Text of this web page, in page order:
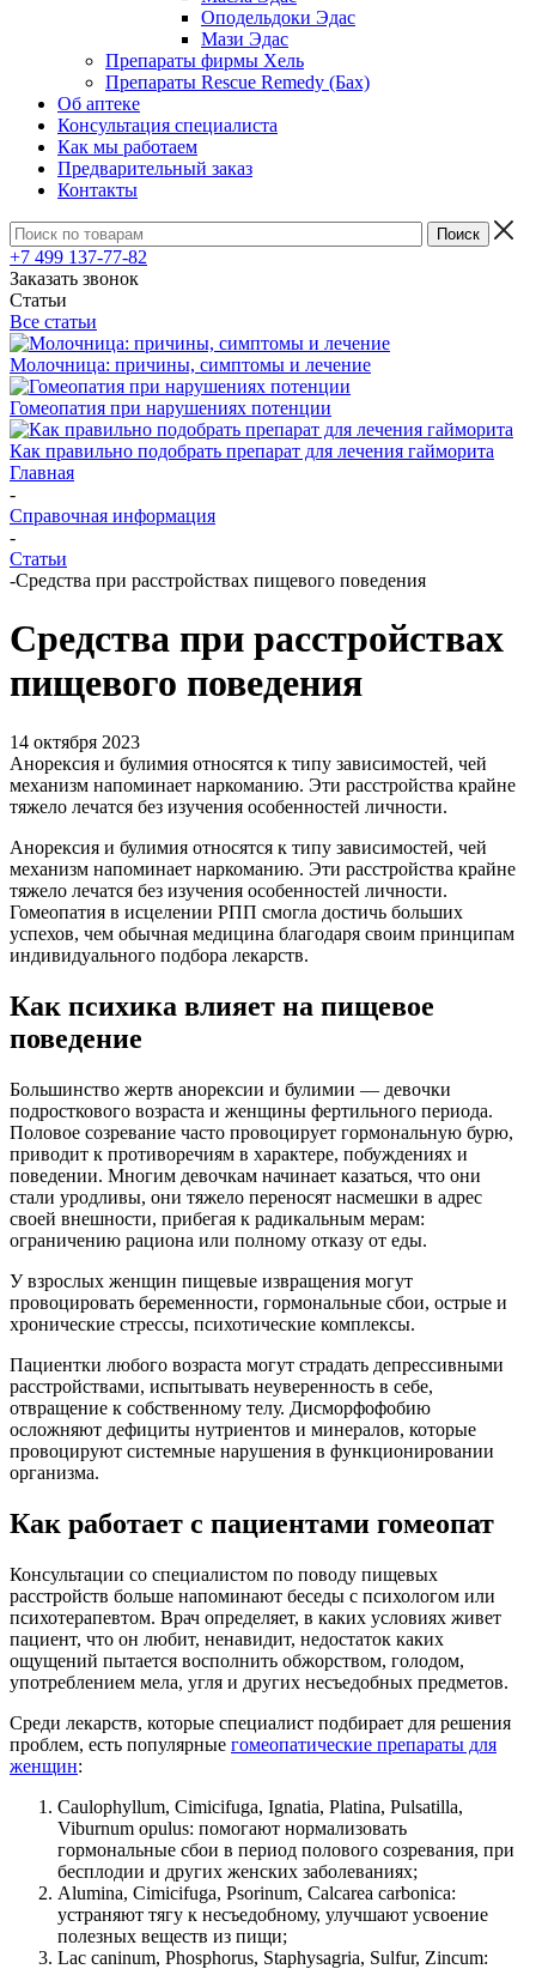
Оподельдоки Эдас
Мази Эдас
Препараты фирмы Хель
Препараты Rescue Remedy (Бах)
Об аптеке
Консультация специалиста
Как мы работаем
Предварительный заказ
Контакты
+7 499 137-77-82
Заказать звонок
Статьи
Все статьи
Молочница: причины, симптомы и лечение
Гомеопатия при нарушениях потенции
Как правильно подобрать препарат для лечения гайморита
Главная
-
Справочная информация
-
Статьи
-Средства при расстройствах пищевого поведения
Средства при расстройствах
пищевого поведения
14 октября 2023
Анорексия и булимия относятся к типу зависимостей, чей
механизм напоминает наркоманию. Эти расстройства крайне
тяжело лечатся без изучения особенностей личности.
Анорексия и булимия относятся к типу зависимостей, чей
механизм напоминает наркоманию. Эти расстройства крайне
тяжело лечатся без изучения особенностей личности.
Гомеопатия в исцелении РПП смогла достичь больших
успехов, чем обычная медицина благодаря своим принципам
индивидуального подбора лекарств.
Как психика влияет на пищевое
поведение
Большинство жертв анорексии и булимии — девочки
подросткового возраста и женщины фертильного периода.
Половое созревание часто провоцирует гормональную бурю,
приводит к противоречиям в характере, побуждениях и
поведении. Многим девочкам начинает казаться, что они
стали уродливы, они тяжело переносят насмешки в адрес
своей внешности, прибегая к радикальным мерам:
ограничению рациона или полному отказу от еды.
У взрослых женщин пищевые извращения могут
провоцировать беременности, гормональные сбои, острые и
хронические стрессы, психотические комплексы.
Пациентки любого возраста могут страдать депрессивными
расстройствами, испытывать неуверенность в себе,
отвращение к собственному телу. Дисморфофобию
осложняют дефициты нутриентов и минералов, которые
провоцируют системные нарушения в функционировании
организма.
Как работает с пациентами гомеопат
Консультации со специалистом по поводу пищевых
расстройств больше напоминают беседы с психологом или
психотерапевтом. Врач определяет, в каких условиях живет
пациент, что он любит, ненавидит, недостаток каких
ощущений пытается восполнить обжорством, голодом,
употреблением мела, угля и других несъедобных предметов.
Среди лекарств, которые специалист подбирает для решения
проблем, есть популярные гомеопатические препараты для
женщин:
Caulophyllum, Cimicifuga, Ignatia, Platina, Pulsatilla,
Viburnum opulus: помогают нормализовать
гормональные сбои в период полового созревания, при
бесплодии и других женских заболеваниях;
Alumina, Cimicifuga, Psorinum, Calcarea carbonica:
устраняют тягу к несъедобному, улучшают усвоение
полезных веществ из пищи;
Lac caninum, Phosphorus, Staphysagria, Sulfur, Zincum: